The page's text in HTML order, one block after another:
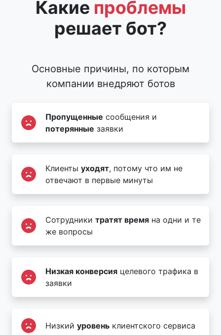
Какие проблемы
решает бот?
Основные причины, по которым
компании внедряют ботов
Пропущенные сообщения и
потерянные заявки
Клиенты уходят, потому что им не
отвечают в первые минуты
Сотрудники тратят время на одни и те
же вопросы
Низкая конверсия целевого трафика в
заявки
Низкий уровень клиентского сервиса